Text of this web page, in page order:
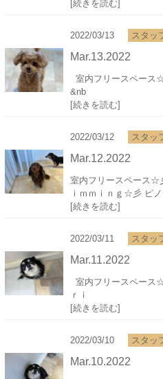
[続きを読む]
2022/03/13 スタッ
Mar.13.2022
室内フリースペー
&nb
[続きを読む]
2022/03/12 スタッ
Mar.12.2022
室内フリースペース
ｉｍｍｉｎｇ☆彡 ピ
[続きを読む]
2022/03/11 スタッ
Mar.11.2022
室内フリースペー
ｒｉ
[続きを読む]
2022/03/10 スタッ
Mar.10.2022